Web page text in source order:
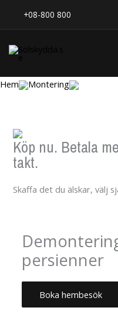
+08-800 800
Hem Montering
Köp nu. Betala
takt.
Skaffa det du älskar, välj
persienner
Boka hembesök
Kategori: Montering